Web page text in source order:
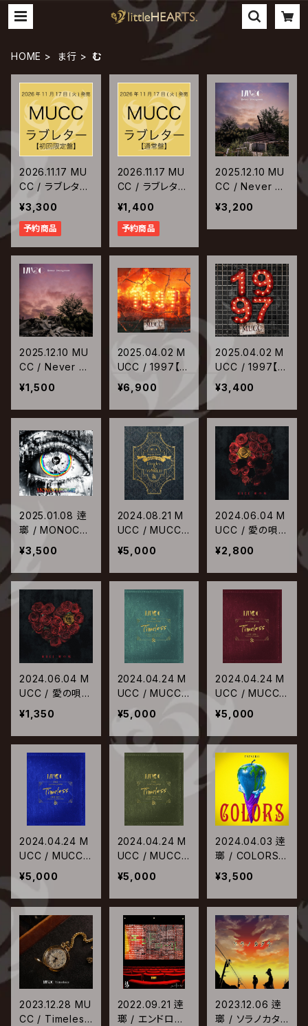
HOME ま行 む
2026.11.17 MU
CC / ラブレター
【初回限定盤】
¥3,300
予約商品
2026.11.17 MU
CC / ラブレター
【通常盤】
¥1,400
予約商品
2025.12.10 MU
CC / Never Ev
ergreen【初回
限定盤】
¥3,200
2025.12.10 MU
CC / Never Ev
ergreen【通常
盤】
¥1,500
2025.04.02 M
UCC / 1997【初
回限定盤】
¥6,900
2025.04.02 M
UCC / 1997【通
常盤】
¥3,400
2025.01.08 逹
瑯 / MONOCH
ROME
¥3,500
2024.08.21 M
UCC / MUCC 2
5th Anniversar
y TOUR Grand
Final Bring the
End to「Timele
ss」&「WORLD」
【通常盤】
¥5,000
2024.06.04 M
UCC / 愛の唄
【初回盤】
¥2,800
2024.06.04 M
UCC / 愛の唄
【通常盤】
¥1,350
2024.04.24 M
UCC / MUCC 2
5th Anniversar
y TOUR 「Time
less」～カルマ・
シャングリラ～
【通常盤】
¥5,000
2024.04.24 M
UCC / MUCC 2
5th Anniversar
y TOUR「Timel
ess」～志恩・球
体～ 【通常盤】
¥5,000
2024.04.24 M
UCC / MUCC 2
5th Anniversar
y TOUR「Timel
ess」～鵬翼・極
彩～ 【通常盤】
¥5,000
2024.04.24 M
UCC / MUCC 2
5th Anniversar
y TOUR「Timel
ess」～是空・朽
木の灯～ 【通常
盤】
¥5,000
2024.04.03 逹
瑯 / COLORS
【通常盤】
¥3,500
2023.12.28 MU
CC / Timeless
2022.09.21 逹
瑯 / エンドロー
2023.12.06 逹
瑯 / ソラノカタ